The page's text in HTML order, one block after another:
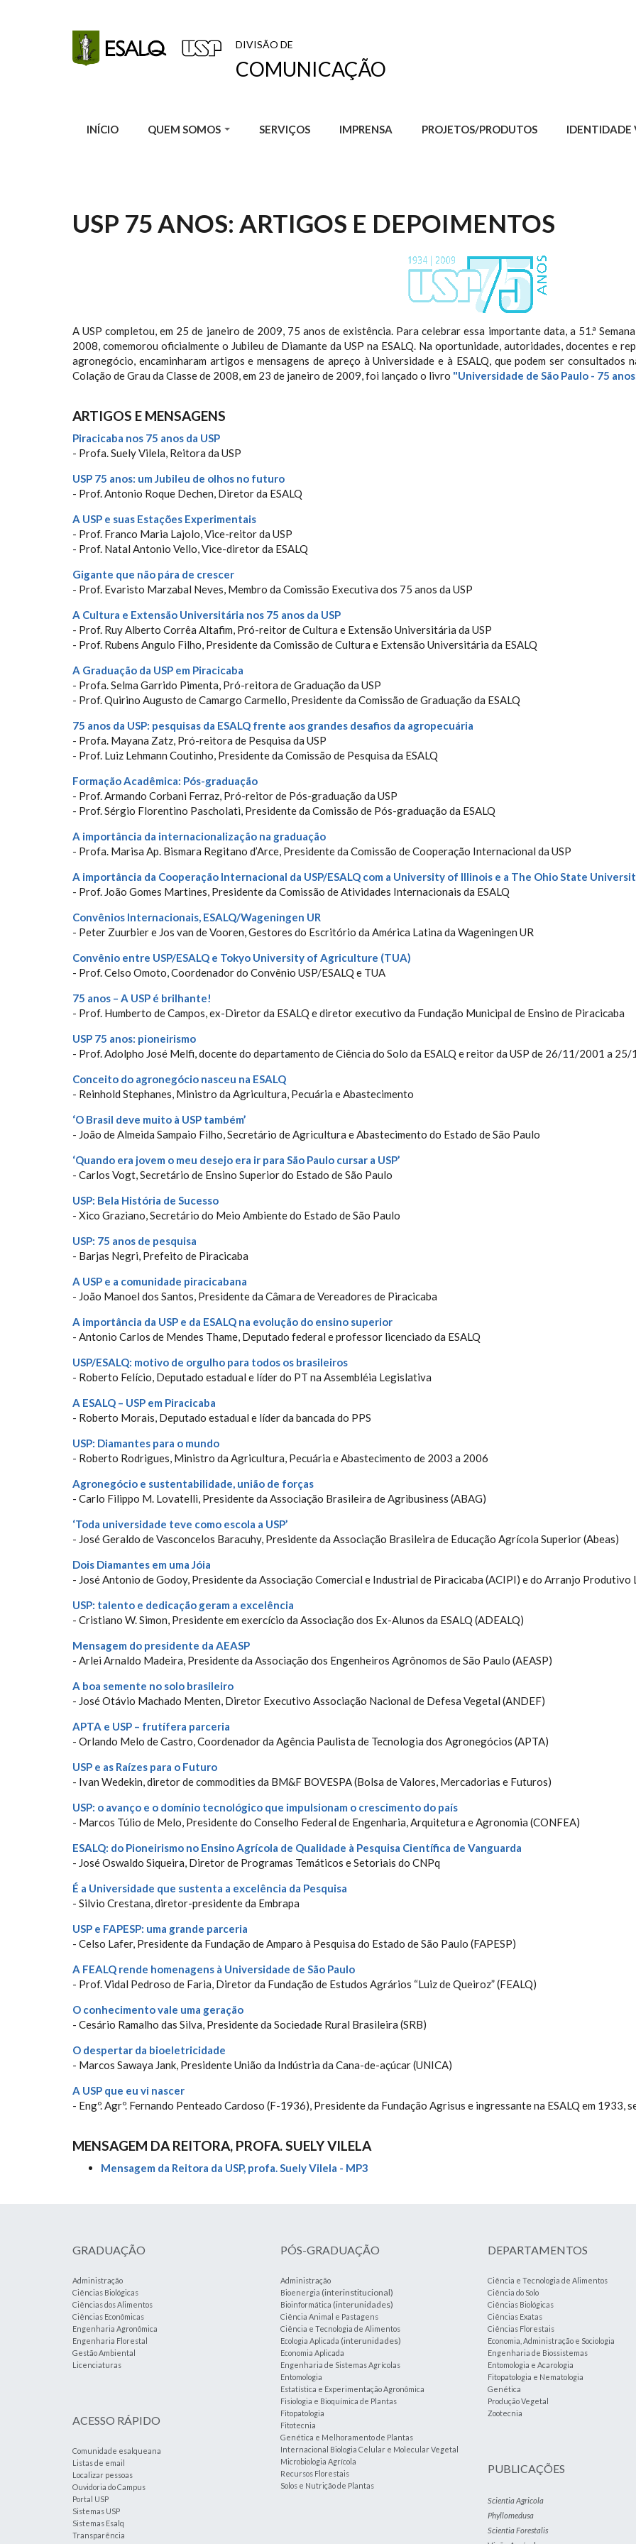
DIVISÃO DE
COMUNICAÇÃO
INÍCIO QUEM SOMOS SERVIÇOS IMPRENSA PROJETOS/PRODUTOS IDENTIDADE
USP 75 ANOS: ARTIGOS E DEPOIMENTOS
A USP completou, em 25 de janeiro de 2009, 75 anos de existência. Para celebrar essa importante data, a 51.ª
2008, comemorou oficialmente o Jubileu de Diamante da USP na ESALQ. Na oportunidade, autoridades, docentes e
agronegócio, encaminharam artigos e mensagens de apreço à Universidade e à ESALQ, que podem ser consultados
Colação de Grau da Classe de 2008, em 23 de janeiro de 2009, foi lançado o livro "Universidade de São Paulo - 75
ARTIGOS E MENSAGENS
Piracicaba nos 75 anos da USP
- Profa. Suely Vilela, Reitora da USP
USP 75 anos: um Jubileu de olhos no futuro
- Prof. Antonio Roque Dechen, Diretor da ESALQ
A USP e suas Estações Experimentais
- Prof. Franco Maria Lajolo, Vice-reitor da USP
- Prof. Natal Antonio Vello, Vice-diretor da ESALQ
Gigante que não pára de crescer
- Prof. Evaristo Marzabal Neves, Membro da Comissão Executiva dos 75 anos da USP
A Cultura e Extensão Universitária nos 75 anos da USP
- Prof. Ruy Alberto Corrêa Altafim, Pró-reitor de Cultura e Extensão Universitária da USP
- Prof. Rubens Angulo Filho, Presidente da Comissão de Cultura e Extensão Universitária da ESALQ
A Graduação da USP em Piracicaba
- Profa. Selma Garrido Pimenta, Pró-reitora de Graduação da USP
- Prof. Quirino Augusto de Camargo Carmello, Presidente da Comissão de Graduação da ESALQ
75 anos da USP: pesquisas da ESALQ frente aos grandes desafios da agropecuária
- Profa. Mayana Zatz, Pró-reitora de Pesquisa da USP
- Prof. Luiz Lehmann Coutinho, Presidente da Comissão de Pesquisa da ESALQ
Formação Acadêmica: Pós-graduação
- Prof. Armando Corbani Ferraz, Pró-reitor de Pós-graduação da USP
- Prof. Sérgio Florentino Pascholati, Presidente da Comissão de Pós-graduação da ESALQ
A importância da internacionalização na graduação
- Profa. Marisa Ap. Bismara Regitano d’Arce, Presidente da Comissão de Cooperação Internacional da USP
A importância da Cooperação Internacional da USP/ESALQ com a University of Illinois e a The Ohio State
- Prof. João Gomes Martines, Presidente da Comissão de Atividades Internacionais da ESALQ
Convênios Internacionais, ESALQ/Wageningen UR
- Peter Zuurbier e Jos van de Vooren, Gestores do Escritório da América Latina da Wageningen UR
Convênio entre USP/ESALQ e Tokyo University of Agriculture (TUA)
- Prof. Celso Omoto, Coordenador do Convênio USP/ESALQ e TUA
75 anos – A USP é brilhante!
- Prof. Humberto de Campos, ex-Diretor da ESALQ e diretor executivo da Fundação Municipal de Ensino de Piracicaba
USP 75 anos: pioneirismo
- Prof. Adolpho José Melfi, docente do departamento de Ciência do Solo da ESALQ e reitor da USP de 26/11/2001 a
Conceito do agronegócio nasceu na ESALQ
- Reinhold Stephanes, Ministro da Agricultura, Pecuária e Abastecimento
‘O Brasil deve muito à USP também’
- João de Almeida Sampaio Filho, Secretário de Agricultura e Abastecimento do Estado de São Paulo
‘Quando era jovem o meu desejo era ir para São Paulo cursar a USP’
- Carlos Vogt, Secretário de Ensino Superior do Estado de São Paulo
USP: Bela História de Sucesso
- Xico Graziano, Secretário do Meio Ambiente do Estado de São Paulo
USP: 75 anos de pesquisa
- Barjas Negri, Prefeito de Piracicaba
A USP e a comunidade piracicabana
- João Manoel dos Santos, Presidente da Câmara de Vereadores de Piracicaba
A importância da USP e da ESALQ na evolução do ensino superior
- Antonio Carlos de Mendes Thame, Deputado federal e professor licenciado da ESALQ
USP/ESALQ: motivo de orgulho para todos os brasileiros
- Roberto Felício, Deputado estadual e líder do PT na Assembléia Legislativa
A ESALQ – USP em Piracicaba
- Roberto Morais, Deputado estadual e líder da bancada do PPS
USP: Diamantes para o mundo
- Roberto Rodrigues, Ministro da Agricultura, Pecuária e Abastecimento de 2003 a 2006
Agronegócio e sustentabilidade, união de forças
- Carlo Filippo M. Lovatelli, Presidente da Associação Brasileira de Agribusiness (ABAG)
‘Toda universidade teve como escola a USP’
- José Geraldo de Vasconcelos Baracuhy, Presidente da Associação Brasileira de Educação Agrícola Superior (Abeas)
Dois Diamantes em uma Jóia
- José Antonio de Godoy, Presidente da Associação Comercial e Industrial de Piracicaba (ACIPI) e do Arranjo Produtivo
USP: talento e dedicação geram a excelência
- Cristiano W. Simon, Presidente em exercício da Associação dos Ex-Alunos da ESALQ (ADEALQ)
Mensagem do presidente da AEASP
- Arlei Arnaldo Madeira, Presidente da Associação dos Engenheiros Agrônomos de São Paulo (AEASP)
A boa semente no solo brasileiro
- José Otávio Machado Menten, Diretor Executivo Associação Nacional de Defesa Vegetal (ANDEF)
APTA e USP – frutífera parceria
- Orlando Melo de Castro, Coordenador da Agência Paulista de Tecnologia dos Agronegócios (APTA)
USP e as Raízes para o Futuro
- Ivan Wedekin, diretor de commodities da BM&F BOVESPA (Bolsa de Valores, Mercadorias e Futuros)
USP: o avanço e o domínio tecnológico que impulsionam o crescimento do país
- Marcos Túlio de Melo, Presidente do Conselho Federal de Engenharia, Arquitetura e Agronomia (CONFEA)
ESALQ: do Pioneirismo no Ensino Agrícola de Qualidade à Pesquisa Científica de Vanguarda
- José Oswaldo Siqueira, Diretor de Programas Temáticos e Setoriais do CNPq
É a Universidade que sustenta a excelência da Pesquisa
- Silvio Crestana, diretor-presidente da Embrapa
USP e FAPESP: uma grande parceria
- Celso Lafer, Presidente da Fundação de Amparo à Pesquisa do Estado de São Paulo (FAPESP)
A FEALQ rende homenagens à Universidade de São Paulo
- Prof. Vidal Pedroso de Faria, Diretor da Fundação de Estudos Agrários “Luiz de Queiroz” (FEALQ)
O conhecimento vale uma geração
- Cesário Ramalho das Silva, Presidente da Sociedade Rural Brasileira (SRB)
O despertar da bioeletricidade
- Marcos Sawaya Jank, Presidente União da Indústria da Cana-de-açúcar (UNICA)
A USP que eu vi nascer
- Engº. Agrº. Fernando Penteado Cardoso (F-1936), Presidente da Fundação Agrisus e ingressante na ESALQ em 1933,
MENSAGEM DA REITORA, PROFA. SUELY VILELA
Mensagem da Reitora da USP, profa. Suely Vilela - MP3
GRADUAÇÃO
Administração
Ciências Biológicas
Ciências dos Alimentos
Ciências Econômicas
Engenharia Agronômica
Engenharia Florestal
Gestão Ambiental
Licenciaturas
ACESSO RÁPIDO
Comunidade esalqueana
Listas de email
Localizar pessoas
Ouvidoria do Campus
Portal USP
Sistemas USP
Sistemas Esalq
Transparência
PÓS-GRADUAÇÃO
Administração
Bioenergia (interinstitucional)
Bioinformática (interunidades)
Ciência Animal e Pastagens
Ciência e Tecnologia de Alimentos
Ecologia Aplicada (interunidades)
Economia Aplicada
Engenharia de Sistemas Agrícolas
Entomologia
Estatística e Experimentação Agronômica
Fisiologia e Bioquímica de Plantas
Fitopatologia
Fitotecnia
Genética e Melhoramento de Plantas
Internacional Biologia Celular e Molecular Vegetal
Microbiologia Agrícola
Recursos Florestais
Solos e Nutrição de Plantas
DEPARTAMENTOS
Ciência e Tecnologia de Alimentos
Ciência do Solo
Ciências Biológicas
Ciências Exatas
Ciências Florestais
Economia, Administração e Sociologia
Engenharia de Biossistemas
Entomologia e Acarologia
Fitopatologia e Nematologia
Genética
Produção Vegetal
Zootecnia
PUBLICAÇÕES
Scientia Agricola
Phyllomedusa
Scientia Forestalis